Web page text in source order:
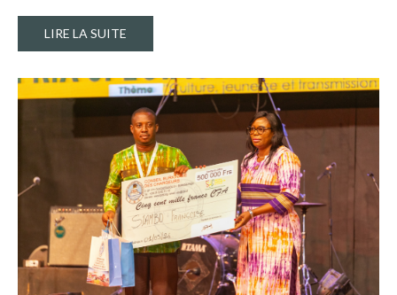
LIRE LA SUITE